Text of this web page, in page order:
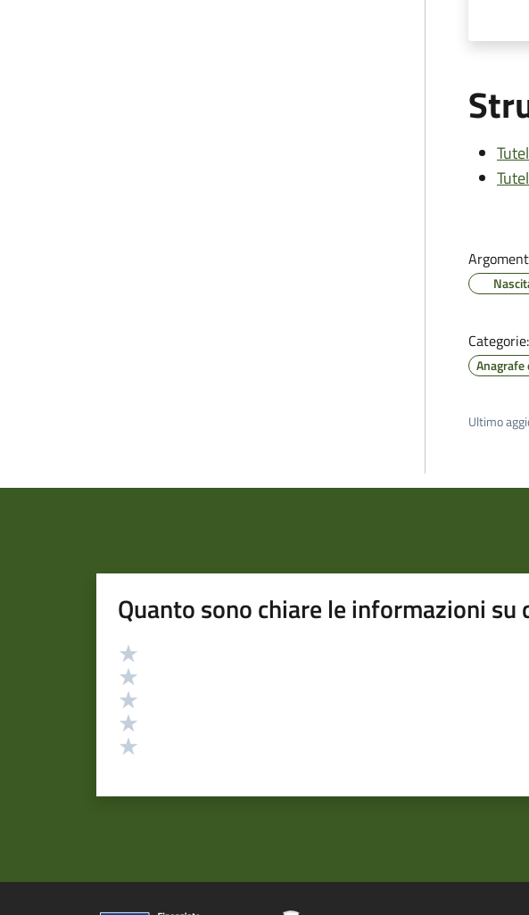
Categorie:
Anagrafe
Ultimo
Quanto sono chiare le informazioni su
Valutazione